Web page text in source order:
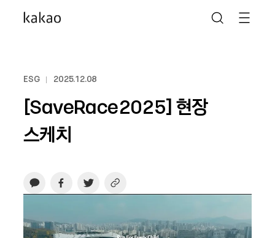
ESG 2025.12.08
[SaveRace2025] 현장
스케치